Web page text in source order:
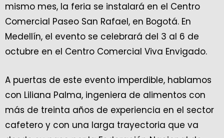
mismo mes, la feria se instalará en el Centro
Comercial Paseo San Rafael, en Bogotá. En
Medellín, el evento se celebrará del 3 al 6 de
octubre en el Centro Comercial Viva Envigado.
A puertas de este evento imperdible, hablamos
con Liliana Palma, ingeniera de alimentos con
más de treinta años de experiencia en el sector
cafetero y con una larga trayectoria que va